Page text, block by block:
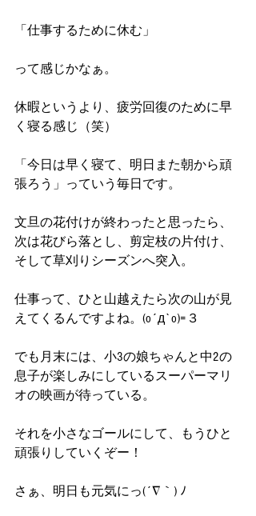
「仕事するために休む」
って感じかなぁ。
休暇というより、疲労回復のために早
く寝る感じ（笑）
「今日は早く寝て、明日また朝から頑
張ろう」っていう毎日です。
文旦の花付けが終わったと思ったら、
次は花びら落とし、剪定枝の片付け、
そして草刈りシーズンへ突入。
仕事って、ひと山越えたら次の山が見
えてくるんですよね。(o´д`o)=３
でも月末には、小3の娘ちゃんと中2の
息子が楽しみにしているスーパーマリ
オの映画が待っている。
それを小さなゴールにして、もうひと
頑張りしていくぞー！
さぁ、明日も元気にっ(´∇｀) ﾉ